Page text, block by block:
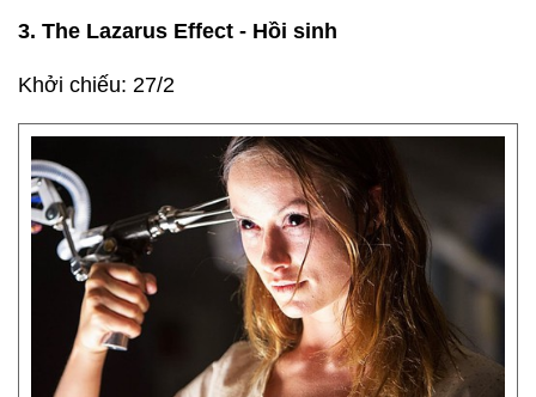
3. The Lazarus Effect - Hồi sinh
Khởi chiếu: 27/2